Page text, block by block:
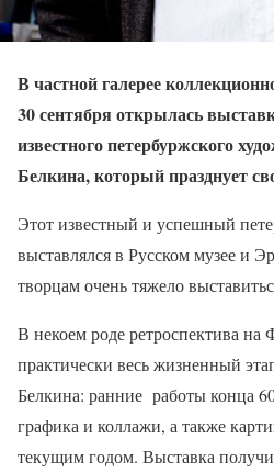
В частной галерее
30 сентября открылась
известного петербуржского
Белкина, который празднует
Этот известный и успешный
выставлялся в Русском музее и
творцам очень тяжело
В некоем роде ретроспектива на
практически весь жизненный
Белкина: ранние работы конца
графика и коллажи, а также
текущим годом. Выставка